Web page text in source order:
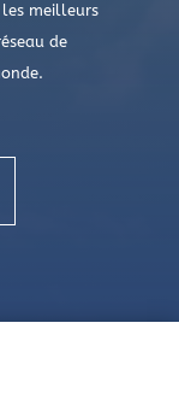
meilleurs
de